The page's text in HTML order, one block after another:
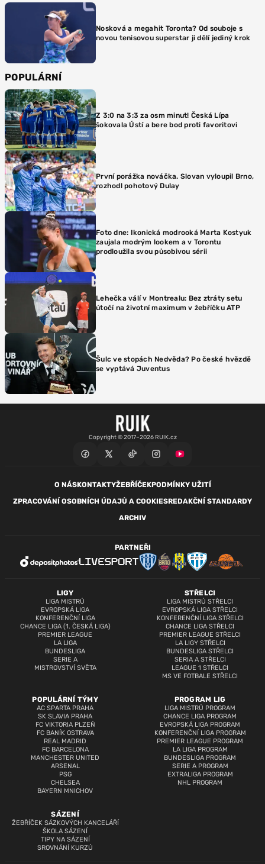
Nosková a megahit Toronta? Od souboje s
novou tenisovou superstar ji dělí jediný krok
POPULÁRNÍ
Z 3:0 na 3:3 za osm minut! Česká Lípa
šokovala Ústí a bere bod proti favoritovi
První porážka nováčka. Slovan vyloupil Brno,
rozhodl pohotový Dulay
Foto dne: Ikonická modrooká Marta Kostyuk
zaujala modrým lookem a v Torontu
prodloužila svou působivou sérii
Lehečka válí v Montrealu: Bez ztráty setu
útočí na životní maximum v žebříčku ATP
Šulc ve stopách Nedvěda? Po české hvězdě
se vyptává Juventus
Copyright © 2017–2026 RUIK.cz
O NÁSKONTAKTYŽEBŘÍČEKPODMÍNKY UŽITÍ
ZPRACOVÁNÍ OSOBNÍCH ÚDAJŮ A COOKIESREDAKČNÍ STANDARDY
ARCHIV
LIGY
LIGA MISTRŮ
EVROPSKÁ LIGA
KONFERENČNÍ LIGA
CHANCE LIGA (1. ČESKÁ LIGA)
PREMIER LEAGUE
LA LIGA
BUNDESLIGA
SERIE A
MISTROVSTVÍ SVĚTA
STŘELCI
LIGA MISTRŮ STŘELCI
EVROPSKÁ LIGA STŘELCI
KONFERENČNÍ LIGA STŘELCI
CHANCE LIGA STŘELCI
PREMIER LEAGUE STŘELCI
LA LIGY STŘELCI
BUNDESLIGA STŘELCI
SERIA A STŘELCI
LEAGUE 1 STŘELCI
MS VE FOTBALE STŘELCI
POPULÁRNÍ TÝMY
AC SPARTA PRAHA
SK SLAVIA PRAHA
FC VIKTORIA PLZEŇ
FC BANÍK OSTRAVA
REAL MADRID
FC BARCELONA
MANCHESTER UNITED
ARSENAL
PSG
CHELSEA
BAYERN MNICHOV
PROGRAM LIG
LIGA MISTRŮ PROGRAM
CHANCE LIGA PROGRAM
EVROPSKÁ LIGA PROGRAM
KONFERENČNÍ LIGA PROGRAM
PREMIER LEAGUE PROGRAM
LA LIGA PROGRAM
BUNDESLIGA PROGRAM
SERIE A PROGRAM
EXTRALIGA PROGRAM
NHL PROGRAM
SÁZENÍ
ŽEBŘÍČEK SÁZKOVÝCH KANCELÁŘÍ
ŠKOLA SÁZENÍ
TIPY NA SÁZENÍ
SROVNÁNÍ KURZŮ
PARTNEŘI